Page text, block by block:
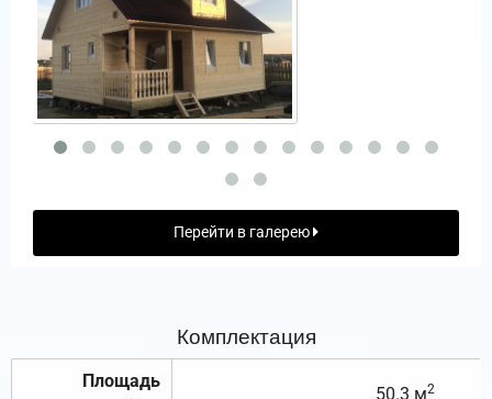
Перейти в галерею
Комплектация
Площадь
50.3 м2